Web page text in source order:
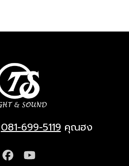
081-699-5119คุณฮง
Facebook
YouTube